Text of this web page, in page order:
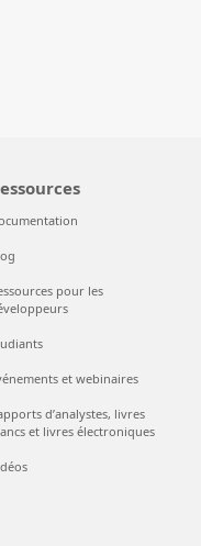
pour les
et webinaires
d’analystes, livres
et livres électroniques